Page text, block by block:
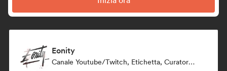
Eonity
Canale Youtube/Twitch, Etichetta, Curatore Di Playlist